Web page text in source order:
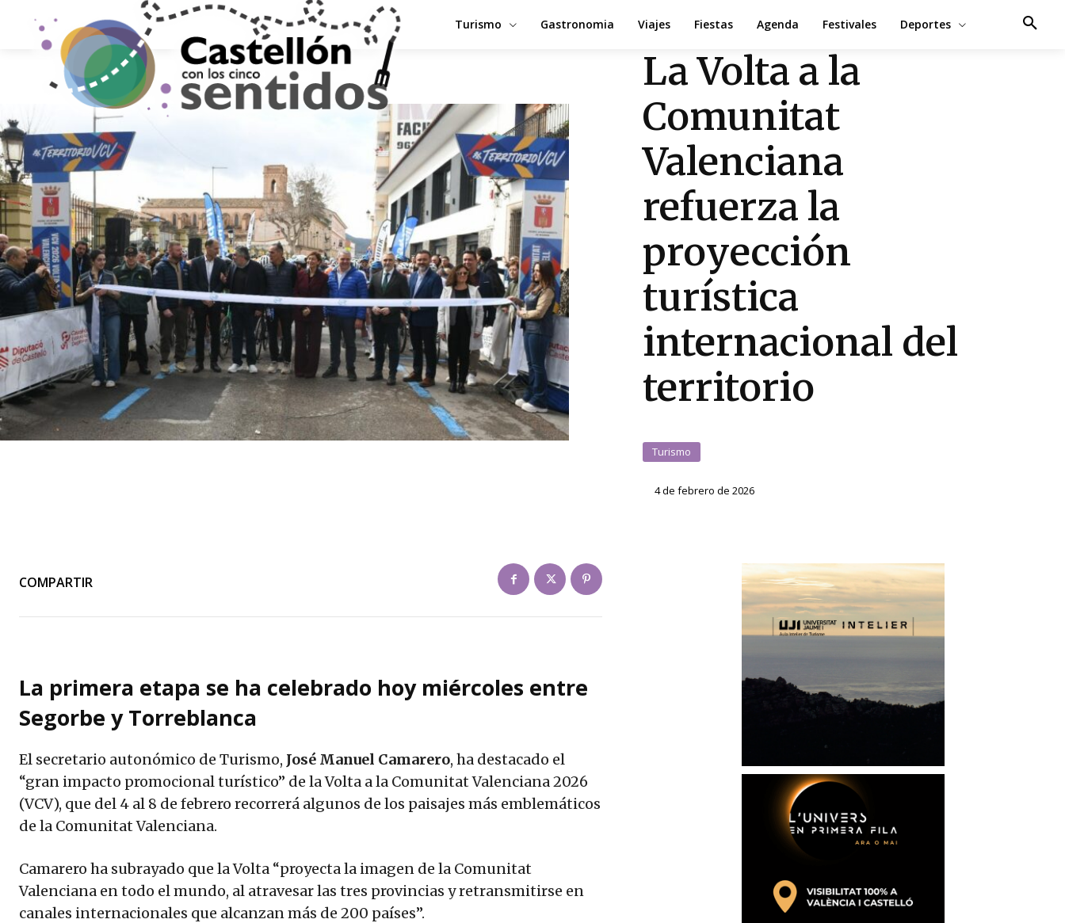
Turismo Gastronomia Viajes Fiestas Agenda Festivales Deportes
La Volta a la
Comunitat
Valenciana
refuerza la
proyección
turística
internacional del
territorio
Turismo
4 de febrero de 2026
COMPARTIR
La primera etapa se ha celebrado hoy miércoles entre
Segorbe y Torreblanca
El secretario autonómico de Turismo, José Manuel Camarero, ha destacado el
“gran impacto promocional turístico” de la Volta a la Comunitat Valenciana 2026
(VCV), que del 4 al 8 de febrero recorrerá algunos de los paisajes más emblemáticos
de la Comunitat Valenciana.
Camarero ha subrayado que la Volta “proyecta la imagen de la Comunitat
Valenciana en todo el mundo, al atravesar las tres provincias y retransmitirse en
canales internacionales que alcanzan más de 200 países”.